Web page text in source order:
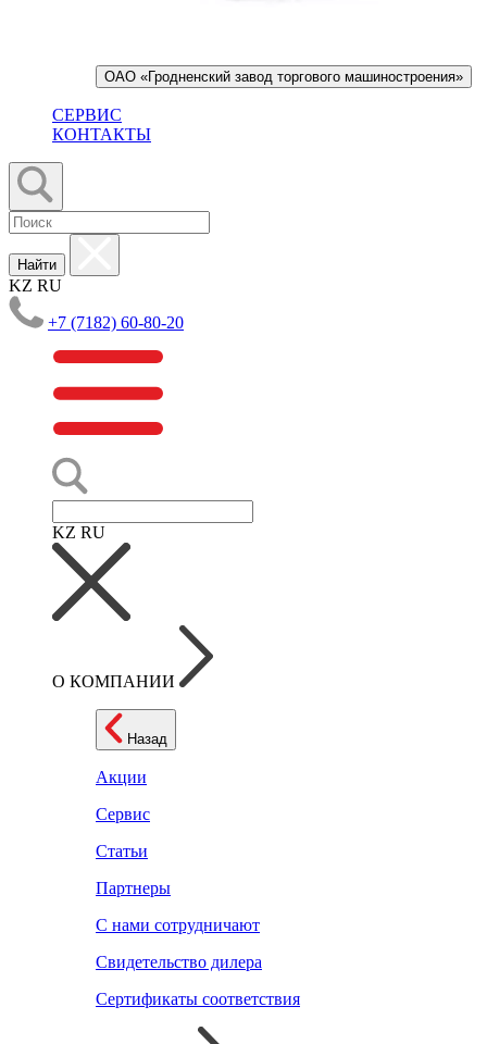
ОАО «Гродненский завод торгового машиностроения»
СЕРВИС
КОНТАКТЫ
Найти
KZ RU
+7 (7182) 60-80-20
KZ RU
О КОМПАНИИ
Назад
Акции
Сервис
Статьи
Партнеры
С нами сотрудничают
Свидетельство дилера
Сертификаты соответствия